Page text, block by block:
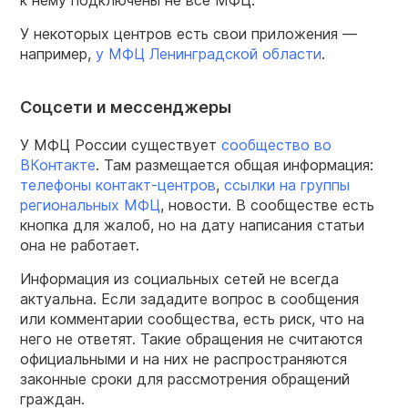
У некоторых центров есть свои приложения —
например, у МФЦ Ленинградской области.
Соцсети и мессенджеры
У МФЦ России существует сообщество во
ВКонтакте. Там размещается общая информация:
телефоны контакт-центров, ссылки на группы
региональных МФЦ, новости. В сообществе есть
кнопка для жалоб, но на дату написания статьи
она не работает.
Информация из социальных сетей не всегда
актуальна. Если зададите вопрос в сообщения
или комментарии сообщества, есть риск, что на
него не ответят. Такие обращения не считаются
официальными и на них не распространяются
законные сроки для рассмотрения обращений
граждан.